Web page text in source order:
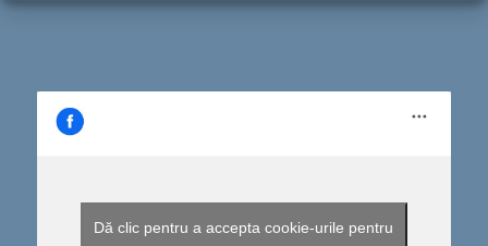
Dă clic pentru a accepta cookie-urile pentru